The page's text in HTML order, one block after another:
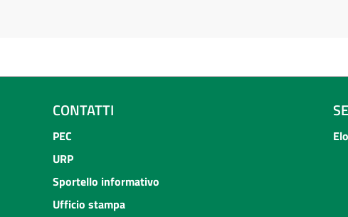
CONTATTI
PEC
URP
Sportello informativo
Ufficio stampa